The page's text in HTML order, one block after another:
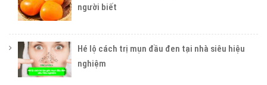
người biết
Hé lộ cách trị mụn đầu đen tại nhà siêu hiệu
nghiệm